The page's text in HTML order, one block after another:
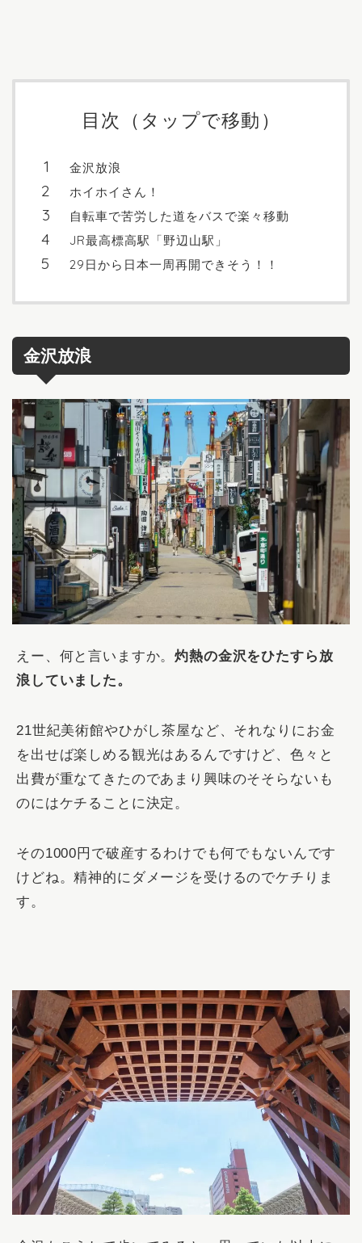
目次（タップで移動）
金沢放浪
ホイホイさん！
自転車で苦労した道をバスで楽々移動
JR最高標高駅「野辺山駅」
29日から日本一周再開できそう！！
金沢放浪
えー、何と言いますか。灼熱の金沢をひたすら放
浪していました。
21世紀美術館やひがし茶屋など、それなりにお金
を出せば楽しめる観光はあるんですけど、色々と
出費が重なてきたのであまり興味のそそらないも
のにはケチることに決定。
その1000円で破産するわけでも何でもないんです
けどね。精神的にダメージを受けるのでケチりま
す。